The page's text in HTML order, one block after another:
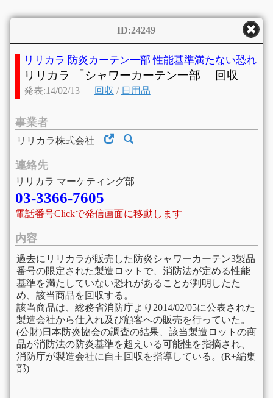
ID:24249
リリカラ 防炎カーテン一部 性能基準満たない恐れ
リリカラ 「シャワーカーテン一部」 回収
発表:14/02/13 回収 / 日用品
事業者
リリカラ株式会社
連絡先
リリカラ マーケティング部
03-3366-7605
電話番号Clickで発信画面に移動します
内容
過去にリリカラが販売した防炎シャワーカーテン3製品
番号の限定された製造ロットで、消防法が定める性能
基準を満たしていない恐れがあることが判明したた
め、該当商品を回収する。
該当商品は、総務省消防庁より2014/02/05に公表された
製造会社から仕入れ及び顧客への販売を行っていた。
(公財)日本防炎協会の調査の結果、該当製造ロットの商
品が消防法の防炎基準を超えいる可能性を指摘され、
消防庁が製造会社に自主回収を指導している。(R+編集
部)